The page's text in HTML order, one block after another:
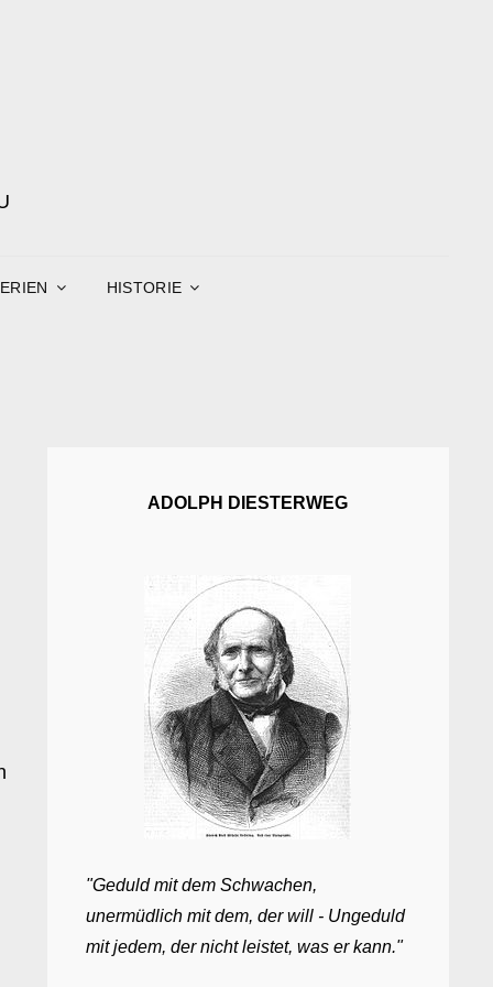
HISTORIE
ADOLPH DIESTERWEG
"Geduld mit dem Schwachen,
unermüdlich mit dem, der will - Ungeduld
mit jedem, der nicht leistet, was er kann."